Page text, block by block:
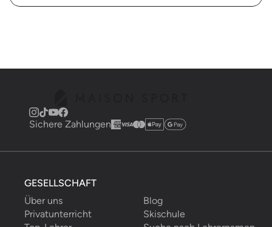
Sichere Zahlungen
GESELLSCHAFT
Über uns
Blog
Privatunterricht
Skischule